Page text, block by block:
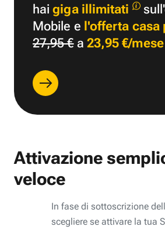
haigiga illimitati
Mobile e l'offerta casa
27,95 €a 23,95 €/mese
Attivazione
veloce
In fase di sottoscrizione
scegliere se attivare la tua